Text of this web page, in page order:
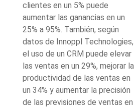
clientes en un 5% puede
aumentar las ganancias en un
25% a 95%. También, según
datos de Innoppl Technologies,
el uso de un CRM puede elevar
las ventas en un 29%, mejorar la
productividad de las ventas en
un 34% y aumentar la precisión
de las previsiones de ventas en